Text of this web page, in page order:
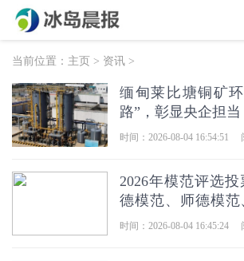
当前位置： 主页 > 资讯 >
缅甸莱比塘铜矿
路”，彰显央企担当
时间：2026-08-04 16:54:51
2026年模范评选
德模范、师德模范
怎么做？
时间：2026-08-04 16:45:24